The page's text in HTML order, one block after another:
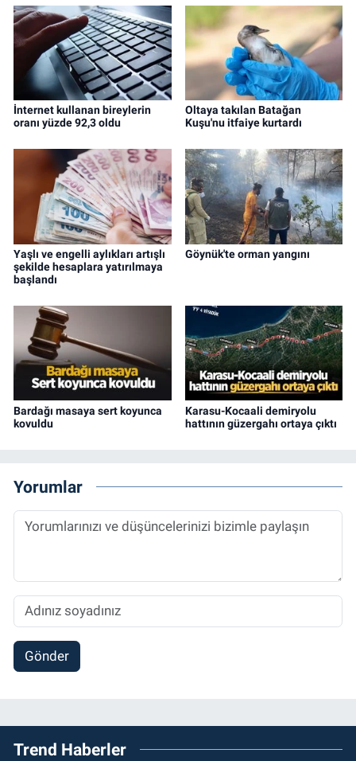
İnternet kullanan bireylerin
oranı yüzde 92,3 oldu
Oltaya takılan Batağan
Kuşu'nu itfaiye kurtardı
Yaşlı ve engelli aylıkları artışlı
şekilde hesaplara yatırılmaya
başlandı
Göynük'te orman yangını
Bardağı masaya sert koyunca
kovuldu
Karasu-Kocaali demiryolu
hattının güzergahı ortaya çıktı
Yorumlar
Gönder
Trend Haberler